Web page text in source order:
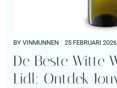
BY VINMUNNEN 25 FEBRUARI 2026
De Beste Witte
Lidl: Ontdek